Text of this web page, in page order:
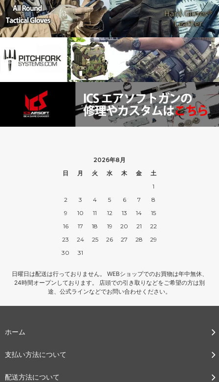
2026年8月
日
月 火 水 木 金
土
1
2
3 4 5 6 7
8
9
10 11 12 13 14
15
16
17 18 19 20 21
22
23
24 25 26 27 28
29
30
31
日曜日は配送は行っておりません。 WEBショップでのお買物は年中無休、
24時間オープンしております。 店頭での引き取りなどをご希望の方は別
途、公式ラインなどでお問い合わせください。
ホーム
支払い方法について
配送方法について